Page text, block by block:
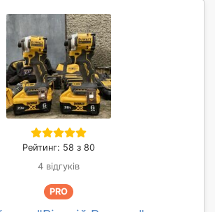
Рейтинг: 58 з 80
4 відгуків
PRO